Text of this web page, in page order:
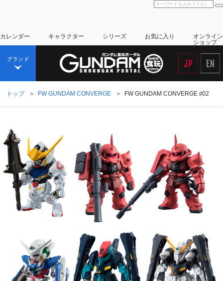
カレンダー キャラクター シリーズ お気に入り
オンライン
ショップ
トップ ＞ FW GUNDAM CONVERGE ＞ FW GUNDAM CONVERGE ♯02